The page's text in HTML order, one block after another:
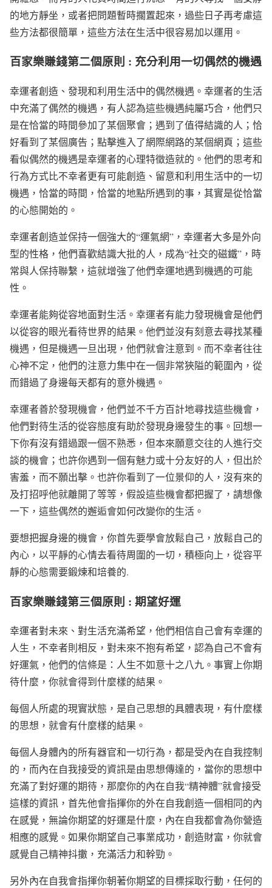
的地方靜坐，或者把問題暫時擱置起來，過些日子再考慮這
些方法都很簡單，這些方法在生活中很容易加以運用。
百家樂賺錢第二個原則 : 充分利用一切偶然的機遇
幸運者創造、發現和利用生活中的偶然機遇。幸運者的生活
中充滿了偶然的機遇，有人認為這些機遇純屬巧合，他們只
是在恰當的時間參加了某個聚會；遇到了值得結識的人；恰
好看到了某個廣告；點擊進入了網際網路的某個網頁；這些
看似偶然的機遇是幸運者的心理特徵造就的。他們的思考和
行為方式比不幸者更有可能創造、留意和利用生活中的一切
機遇，恰當的時間，恰當的地點所遇到的事，其實是從恰當
的心態開始的。
幸運者創造並保持一個強大的“運氣網”，幸運者大多是外向
型的性格，他們喜歡結識大批的人，成為“社交的磁鐵”，時
常與人保持聯繫，這就增強了他們幸運地遇到機遇的可能
性。
幸運者能夠從容地面對生活。幸運者有能力發現機會是他們
以從容的眼光看待世界的結果。他們並沒有刻意去尋找某種
機遇，但是機遇一旦出現，他們就會注意到。而不幸者往往
心神不定，他們的注意力集中在一個非常狹隘的範圍內，從
而錯過了身邊每天都有的意外機遇。
幸運者善於發現機會，他們並不千方百計地尋找這些機會，
他們對待生活的從容態度有助於發現身邊發生的事。回想一
下你有沒有錯過跟一個不熟悉，但本來願意交往的人進行交
談的機會；也許你遇到一個有魅力或十分友好的人，但出於
害羞，而不願出擊。也許你看到了一位景仰的人，沒有來的
及打招呼他就離開了等等，假設這些機會都把握了，請想像
一下，這些偶然的邂逅會如何改變你的生活。
要想把握身邊的機會，你首先要學會放鬆自己，放鬆自己的
內心，以平靜的心情去看待周圍的一切，積極向上，從容平
靜的心態需要鍛煉和培養的.
百家樂賺錢第三個原則 : 期望好運
幸運者對未來、對生活充滿希望，他們相信自己會有幸運的
人生，不幸者則相反，對未來不抱有希望，認為自己不會有
好運氣，他們的信條是：人生不如意十之八九。事實上你期
待什麼，你就會得到什麼樣的結果。
每個人所處的現實狀態，是自己思想的具體表現，有什麼樣
的思想，就會有什麼樣的結果。
每個人身體內的所有器官和一切行為，都是受內在自我控制
的，而內在自我接受的資訊是由思想傳達的，當你的思想中
充滿了對好運的期待，那麼你的內在自我“精神體”就會接受
這樣的資訊，首先他會指揮你的外在自我創造一個相同的內
在感覺，無論你期望的好運是什麼，內在自我都會為你營造
相應的感覺。如果你期望自己事業成功，創造財富，你就會
感覺自己精神抖擻，充滿活力和幹勁。
另外內在自我會指揮你朝著你期望的目標採取行動，任何的